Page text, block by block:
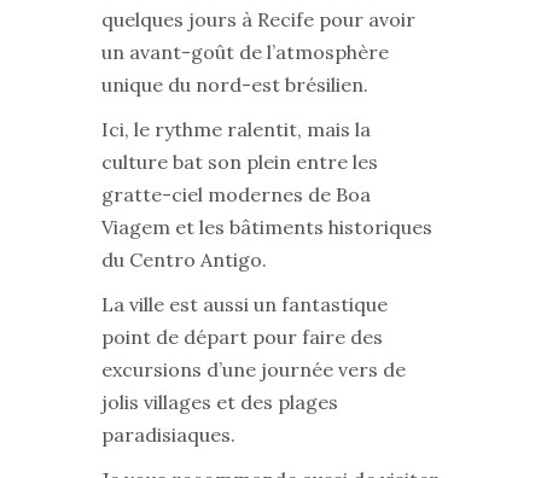
quelques jours à Recife pour avoir
un avant-goût de l’atmosphère
unique du nord-est brésilien.
Ici, le rythme ralentit, mais la
culture bat son plein entre les
gratte-ciel modernes de Boa
Viagem et les bâtiments historiques
du Centro Antigo.
La ville est aussi un fantastique
point de départ pour faire des
excursions d’une journée vers de
jolis villages et des plages
paradisiaques.